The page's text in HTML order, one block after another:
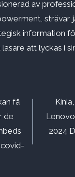
av
strävar
information
läsare att lyckas i
få
de
2024